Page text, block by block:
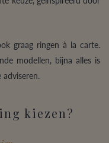
graag ringen à la carte.
modellen, bijna alles is
adviseren.
kiezen?